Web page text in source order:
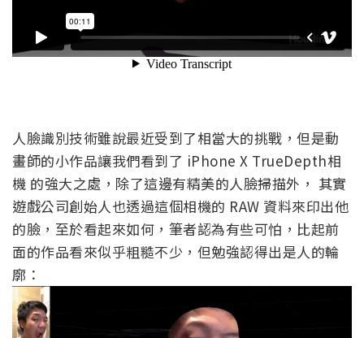
人臉識別技術雖說最近受到了相當大的挑戰，但是動
畫師的小作品讓我們看到了 iPhone X TrueDepth相
機 的強大之處，除了這邊有精美的人臉掃描外， 其實
遊戲公司創始人也透過這個相機的 RAW 資料來印出他
的臉，至於看起來如何，筆者認為有些可怕，比起前
面的作品看來似乎粗糙不少，但勉強認得出是人的輪
廓：